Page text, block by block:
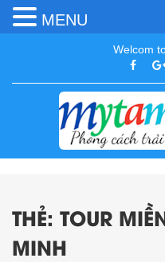
Welcom
THẺ: TOUR
MINH
MENU